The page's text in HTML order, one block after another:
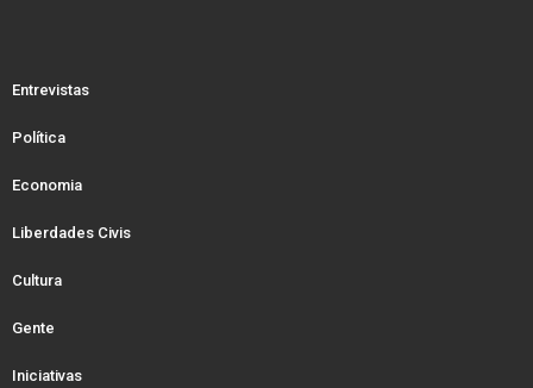
Entrevistas
Política
Economia
Liberdades Civis
Cultura
Gente
Iniciativas